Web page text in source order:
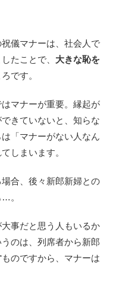
儀マナーは、社会人で
たことで、 大きな恥を
です。
マナーが重要。縁起が
きていないと、知らな
「マナーがない人なん
しまいます。
合、後々新郎新婦との
。
事だと思う人もいるか
のは、列席者から新郎
ものですから、マナーは